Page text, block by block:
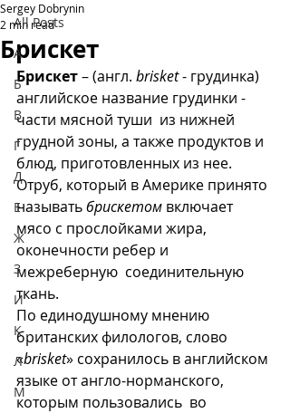
All Posts
А
Б
В
Г
Д
Е
Ж
З
И
К
Л
М
Брискет
Sergey Dobrynin
2 min read
Брискет – (англ. brisket - грудинка)
английское название грудинки -
части мясной туши  из нижней
грудной зоны, а также продуктов и
блюд, приготовленных из нее.
Отруб, который в Америке принято
называть брискетом включает
мясо с прослойками жира,
оконечности ребер и
межреберную  соединительную
ткань.
По единодушному мнению
британских филологов, слово
«brisket» сохранилось в английском
языке от англо-норманского,
которым пользовались  во